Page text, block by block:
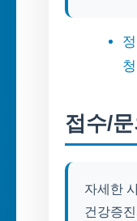
접수/문
자세한
건강증